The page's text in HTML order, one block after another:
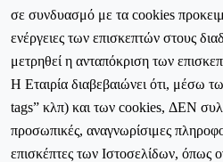
σε συνδυασμό με τα cookies
ενέργειες των επισκεπτών στους
μετρηθεί η ανταπόκριση των
Η Εταιρία διαβεβαιώνει ότι, μέσω
tags” κλπ) και των cookies, ΔΕΝ
προσωπικές, αναγνωρίσιμες
επισκέπτες των Ιστοσελίδων, όπως